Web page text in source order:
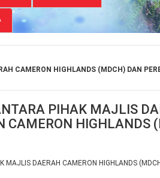
CAMERON HIGHLANDS (MDCH) DAN
PIHAK MAJLIS
HIGHLANDS
DAERAH CAMERON HIGHLANDS